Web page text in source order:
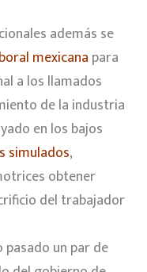
además se
mexicana para
a los llamados
de la industria
en los bajos
simulados,
obtener
del trabajador
un par de